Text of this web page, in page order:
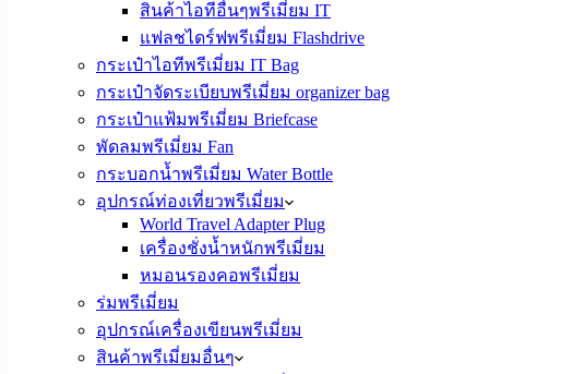
สินค้าไอทีอื่นๆพรีเมี่ยม IT
แฟลชไดร์ฟพรีเมี่ยม Flashdrive
กระเป๋าไอทีพรีเมี่ยม IT Bag
กระเป๋าจัดระเบียบพรีเมี่ยม organizer bag
กระเป๋าแฟ้มพรีเมี่ยม Briefcase
พัดลมพรีเมี่ยม Fan
กระบอกน้ำพรีเมี่ยม Water Bottle
อุปกรณ์ท่องเที่ยวพรีเมี่ยม
World Travel Adapter Plug
เครื่องชั่งน้ำหนักพรีเมี่ยม
หมอนรองคอพรีเมี่ยม
ร่มพรีเมี่ยม
อุปกรณ์เครื่องเขียนพรีเมี่ยม
สินค้าพรีเมี่ยมอื่นๆ